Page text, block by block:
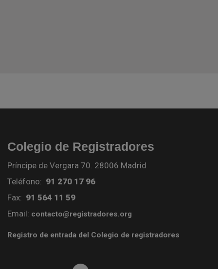
Colegio de Registradores
Príncipe de Vergara 70. 28006 Madrid
Teléfono: 91 270 17 96
Fax: 91 564 11 59
Email: contacto@registradores.org
Registro de entrada del Colegio de registradores